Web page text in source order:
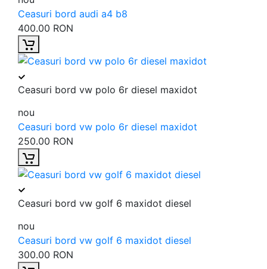
Ceasuri bord audi a4 b8
400.00 RON
Ceasuri bord vw polo 6r diesel maxidot
nou
Ceasuri bord vw polo 6r diesel maxidot
250.00 RON
Ceasuri bord vw golf 6 maxidot diesel
nou
Ceasuri bord vw golf 6 maxidot diesel
300.00 RON